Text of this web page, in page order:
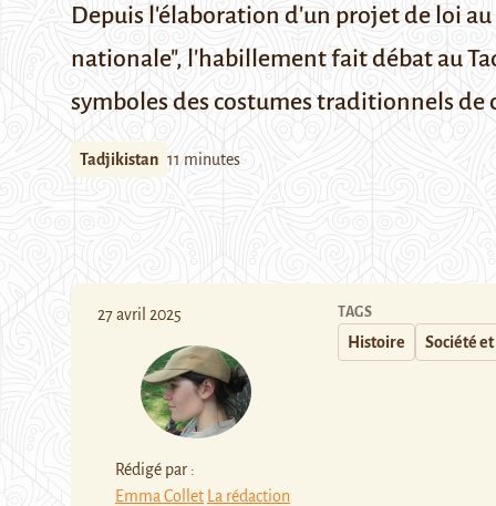
Depuis l'élaboration d'un projet de loi
nationale", l'habillement fait débat au
symboles des costumes traditionnels de
Tadjikistan 11 minutes
27 avril 2025
Rédigé par :
Emma Collet
La rédaction
TAGS
Histoire Société